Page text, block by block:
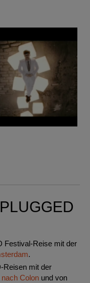
Festival-Reise mit der
.
Reisen mit der
Colonund von